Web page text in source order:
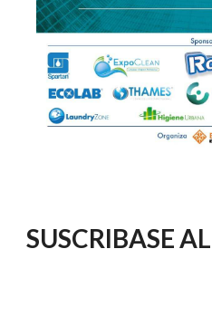
SUSCRIBASE